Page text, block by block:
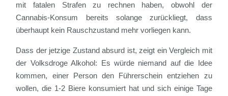
mit fatalen Strafen zu rechnen haben, obwohl der
Cannabis-Konsum bereits solange zurückliegt, dass
überhaupt kein Rauschzustand mehr vorliegen kann.
Dass der jetzige Zustand absurd ist, zeigt ein Vergleich mit
der Volksdroge Alkohol: Es würde niemand auf die Idee
kommen, einer Person den Führerschein entziehen zu
wollen, die 1-2 Biere konsumiert hat und sich einige Tage